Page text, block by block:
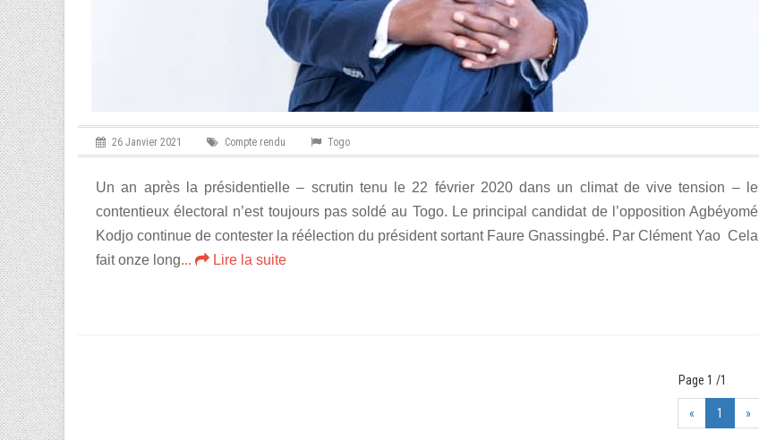
26 Janvier 2021 Compte rendu Togo
Un an après la présidentielle – scrutin tenu le 22 février 2020 dans un climat de vive tension – le
contentieux électoral n’est toujours pas soldé au Togo. Le principal candidat de l’opposition Agbéyomé
Kodjo continue de contester la réélection du président sortant Faure Gnassingbé. Par Clément Yao Cela
fait onze long... Lire la suite
Page 1 /1
« 1 »